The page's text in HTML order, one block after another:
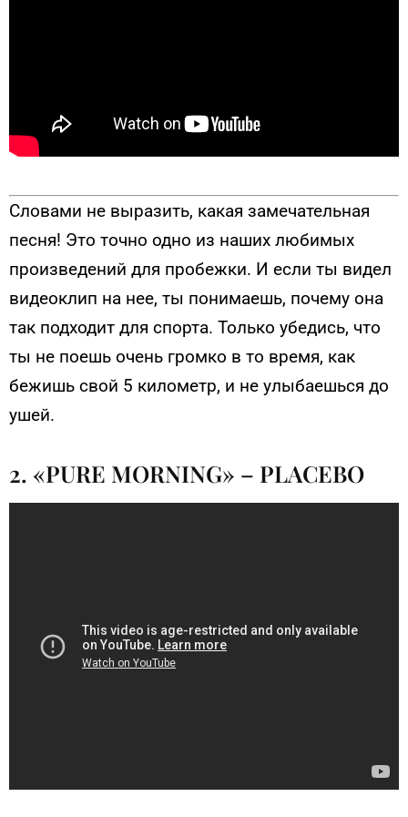
Словами не выразить, какая замечательная
песня! Это точно одно из наших любимых
произведений для пробежки. И если ты видел
видеоклип на нее, ты понимаешь, почему она
так подходит для спорта. Только убедись, что
ты не поешь очень громко в то время, как
бежишь свой 5 километр, и не улыбаешься до
ушей.
2. «PURE MORNING» – PLACEBO